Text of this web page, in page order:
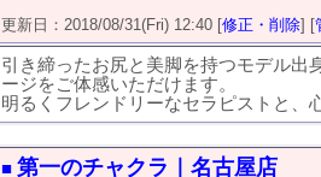
更新日：2018/08/31(Fri) 12:40 [修正・削除] [
引き締ったお尻と美脚を持つモデル出
ージをご体感いただけます。
明るくフレンドリーなセラピストと、
■ 第一のチャクラ｜名古屋店